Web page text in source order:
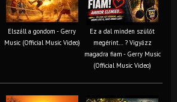
Elszáll a gondom - Gerry
Music (Official Music Video)
Ez a dal minden szülőt
megérint… ? Vigyázz
magadra fiam - Gerry Music
(Official Music Video)